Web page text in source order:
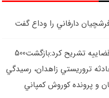
دارفاني را وداع گفت
سخنگوي قوه قضاييه تشريح کرد:بازگشت500
تروريستي زاهدان، رسيدگي
و پرونده کوروش کمپاني